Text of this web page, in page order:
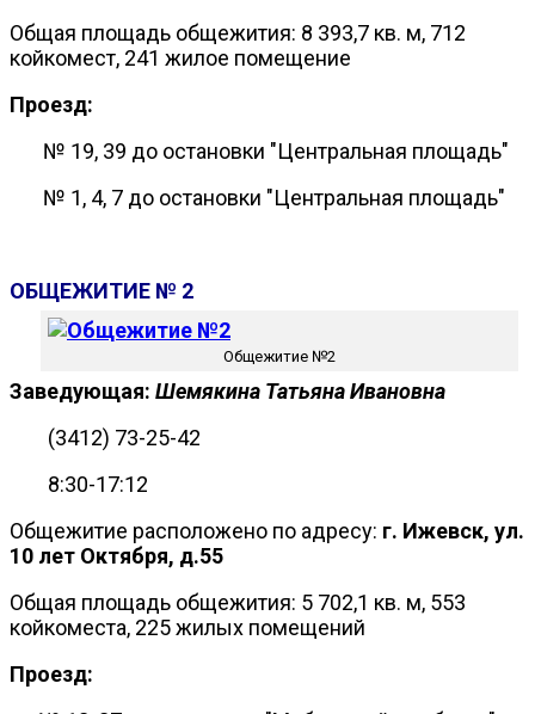
Общая площадь общежития: 8 393,7 кв. м, 712
койкомест, 241 жилое помещение
Проезд:
№ 19, 39 до остановки "Центральная площадь"
№ 1, 4, 7 до остановки "Центральная площадь"
ОБЩЕЖИТИЕ № 2
Общежитие №2
Заведующая: Шемякина Татьяна Ивановна
(3412) 73-25-42
8:30-17:12
Общежитие расположено по адресу: г. Ижевск, ул.
10 лет Октября, д.55
Общая площадь общежития: 5 702,1 кв. м, 553
койкоместа, 225 жилых помещений
Проезд: